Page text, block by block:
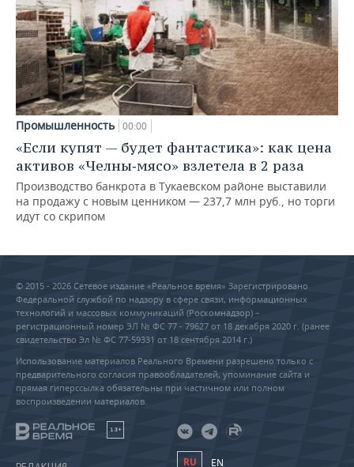
Промышленность 00:00
«Если купят — будет фантастика»: как цена
активов «Челны‑мясо» взлетела в 2 раза
Производство банкрота в Тукаевском районе выставили
на продажу с новым ценником — 237,7 млн руб., но торги
идут со скрипом
© 2015 - 2026 Сетевое издание «Реальное время» Зарегистрировано
Федеральной службой по надзору в сфере связи, информационных
технологий и массовых коммуникаций (Роскомнадзор) –
регистрационный номер ЭЛ № ФС 77 - 79627 от 18 декабря 2020 г. (ранее
свидетельство Эл № ФС 77-59331 от 18 сентября 2014 г.)
Использование материалов Реального Времени разрешено только с
предварительного согласия правообладателей, упоминание сайта и
прямая гиперссылка обязательны при частичном или полном
воспроизведении материалов.
18+
RU EN